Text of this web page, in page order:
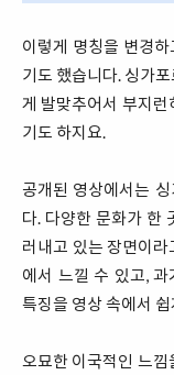
이렇게 명칭을 변경
기도 했습니다. 싱가
게 발맞추어서 부지런
기도 하지요.
공개된 영상에서는
다. 다양한 문화가 한
러내고 있는 장면이
에서 느낄 수 있고,
특징을 영상 속에서
오묘한 이국적인 느낌